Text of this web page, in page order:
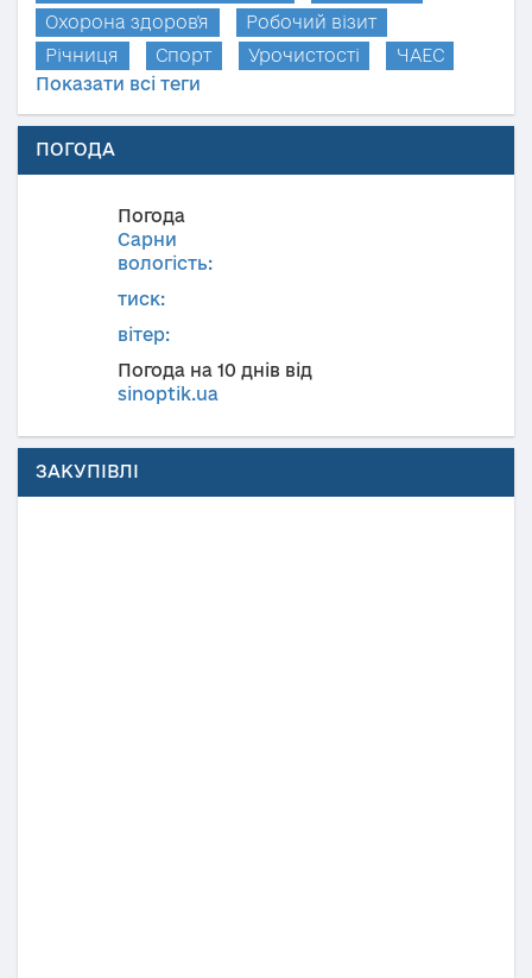
Охорона здоров'я
Робочий візит
Річниця
Спорт Урочистості
ЧАЕС
Показати всі теги
ПОГОДА
Погода
Сарни
вологість:
тиск:
вітер:
Погода на 10 днів від
sinoptik.ua
ЗАКУПІВЛІ